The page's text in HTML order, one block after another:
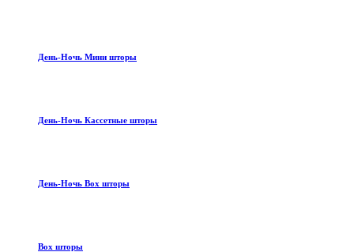
День-Ночь Мини шторы
День-Ночь Кассетные шторы
День-Ночь Box шторы
Box шторы